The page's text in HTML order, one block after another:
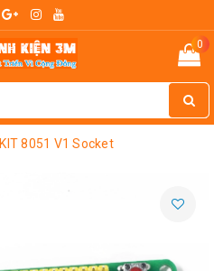
0
KIT 8051 V1 Socket